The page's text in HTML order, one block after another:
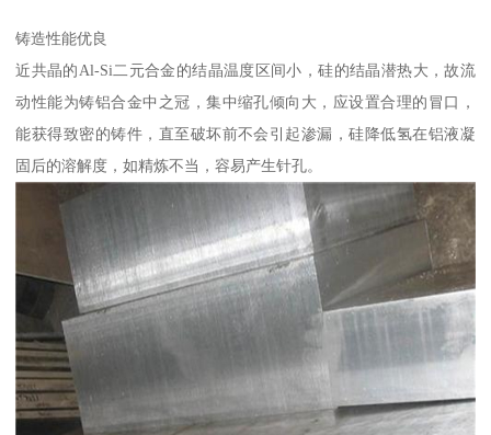
铸造性能优良
近共晶的Al-Si二元合金的结晶温度区间小，硅的结晶潜热大，故流
动性能为铸铝合金中之冠，集中缩孔倾向大，应设置合理的冒口，
能获得致密的铸件，直至破坏前不会引起渗漏，硅降低氢在铝液凝
固后的溶解度，如精炼不当，容易产生针孔。